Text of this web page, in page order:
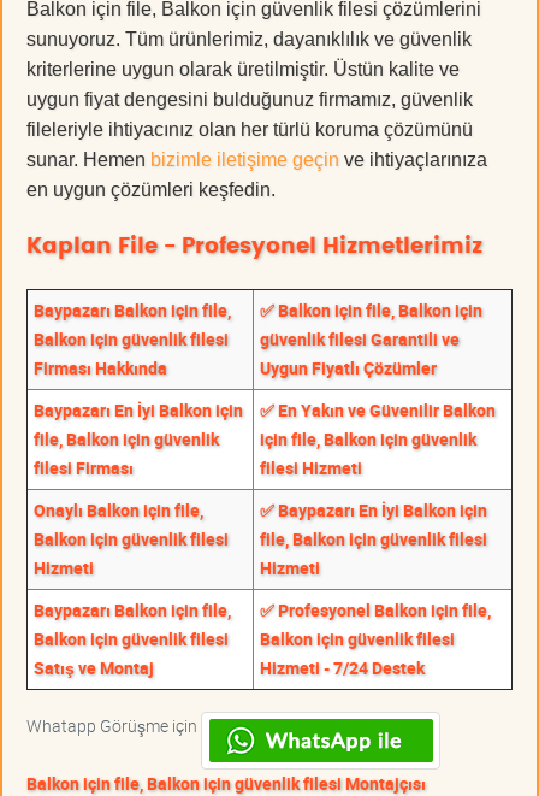
Balkon için file, Balkon için güvenlik filesi çözümlerini
sunuyoruz. Tüm ürünlerimiz, dayanıklılık ve güvenlik
kriterlerine uygun olarak üretilmiştir. Üstün kalite ve
uygun fiyat dengesini bulduğunuz firmamız, güvenlik
fileleriyle ihtiyacınız olan her türlü koruma çözümünü
sunar. Hemen bizimle iletişime geçin ve ihtiyaçlarınıza
en uygun çözümleri keşfedin.
Kaplan File - Profesyonel Hizmetlerimiz
Baypazarı Balkon için file,
Balkon için güvenlik filesi
Firması Hakkında
✅ Balkon için file, Balkon için
güvenlik filesi Garantili ve
Uygun Fiyatlı Çözümler
Baypazarı En İyi Balkon için
file, Balkon için güvenlik
filesi Firması
✅ En Yakın ve Güvenilir Balkon
için file, Balkon için güvenlik
filesi Hizmeti
Onaylı Balkon için file,
Balkon için güvenlik filesi
Hizmeti
✅ Baypazarı En İyi Balkon için
file, Balkon için güvenlik filesi
Hizmeti
Baypazarı Balkon için file,
Balkon için güvenlik filesi
Satış ve Montaj
✅ Profesyonel Balkon için file,
Balkon için güvenlik filesi
Hizmeti - 7/24 Destek
Whatapp Görüşme için
Balkon için file, Balkon için güvenlik filesi Montajçısı